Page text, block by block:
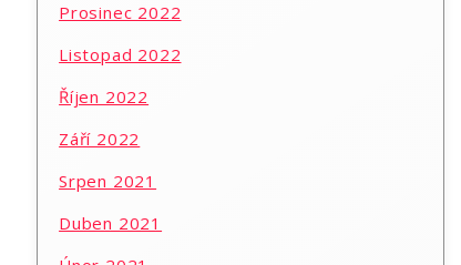
Prosinec 2022
Listopad 2022
Říjen 2022
Září 2022
Srpen 2021
Duben 2021